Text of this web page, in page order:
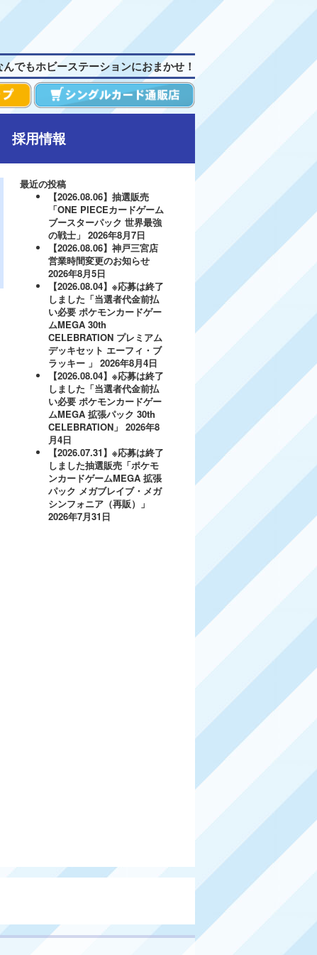
でもホビーステーションにおまかせ！
採用情報
最近の投稿
【2026.08.06】抽選販売
「ONE PIECEカードゲーム
ブースターパック 世界最強
の戦士」 2026年8月7日
【2026.08.06】神戸三宮店
営業時間変更のお知らせ
2026年8月5日
【2026.08.04】※応募は終了
しました「当選者代金前払
い必要 ポケモンカードゲー
ムMEGA 30th
CELEBRATION プレミアム
デッキセット エーフィ・ブ
ラッキー 」 2026年8月4日
【2026.08.04】※応募は終了
しました「当選者代金前払
い必要 ポケモンカードゲー
ムMEGA 拡張パック 30th
CELEBRATION」 2026年8
月4日
【2026.07.31】※応募は終了
しました抽選販売「ポケモ
ンカードゲームMEGA 拡張
パック メガブレイブ・メガ
シンフォニア（再販）」
2026年7月31日